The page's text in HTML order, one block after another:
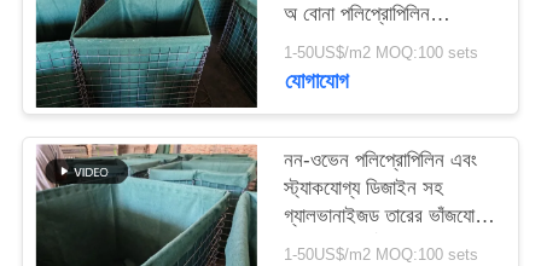
মামলা
SITEMAP
গোপনীয়তা
নীতি
অ বোনা পলিপ্রোপিলিন
জিওটেক্সটাইল এবং বিভিন্ন
আকারের
1-50US$/m2 MOQ:100 sets
যোগাযোগ
নন-ওভেন পলিপ্রোপিলিন এবং
স্ট্যাকযোগ্য ডিজাইন সহ
গ্যালভানাইজড তারের ভাঁজযোগ্য
বালি-মাটি ভর্তি প্রতিরক্ষা বাধা
1-50US$/m2 MOQ:100 sets